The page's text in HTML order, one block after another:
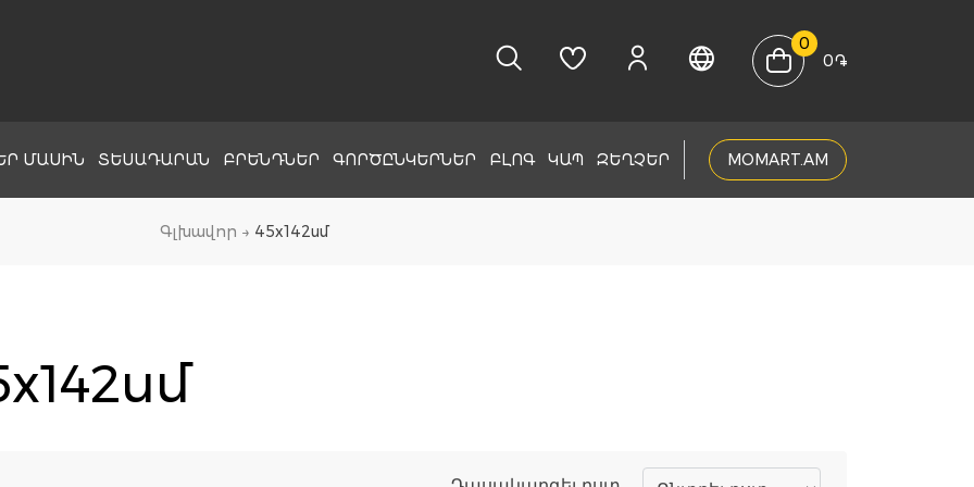
0
0֏
ՄԱՍԻՆ ՏԵՍԱԴԱՐԱՆ ԲՐԵՆԴՆԵՐ ԳՈՐԾԸՆԿԵՐՆԵՐ ԲԼՈԳ ԿԱՊ ԶԵՂՉԵՐ MOMART.AM
Գլխավոր → 45x142սմ